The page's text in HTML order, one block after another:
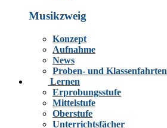
Musikzweig
Konzept
Aufnahme
News
Proben- und Klassenfahrten
Lernen
Erprobungsstufe
Mittelstufe
Oberstufe
Unterrichtsfächer